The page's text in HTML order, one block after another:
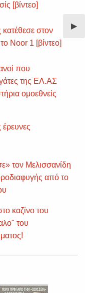
▶︎
[βίντεο]
στον
Noor 1 [βίντεο]
που
της ΕΛ.ΑΣ
ομοεθνείς
τον Μελισσανίδη
από το
καζίνο του
του